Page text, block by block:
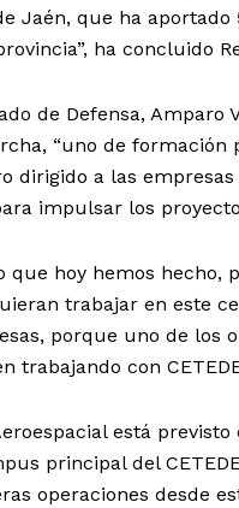
Jaén, que ha
ha concluido
de Defensa, Amparo
“uno de formación
dirigido a las
impulsar los
que hoy hemos
trabajar en este
porque uno de los
trabajando con
está
principal del
operaciones desde